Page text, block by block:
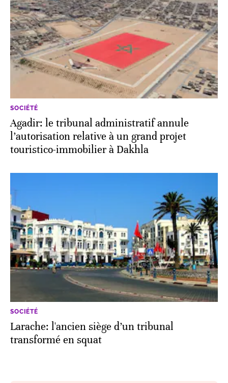
SOCIÉTÉ
Agadir: le tribunal administratif annule
l’autorisation relative à un grand projet
touristico-immobilier à Dakhla
SOCIÉTÉ
Larache: l'ancien siège d’un tribunal
transformé en squat